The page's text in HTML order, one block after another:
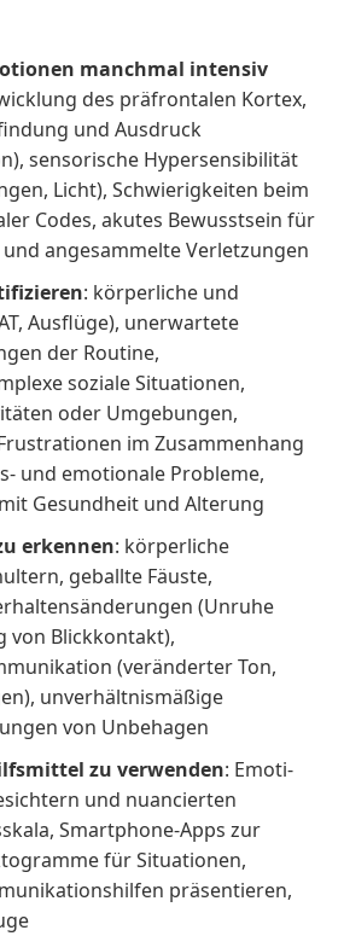
manchmal intensiv
des präfrontalen Kortex,
und Ausdruck
sensorische Hypersensibilität
Licht), Schwierigkeiten beim
Codes, akutes Bewusstsein für
angesammelte Verletzungen
: körperliche und
Ausflüge), unerwartete
der Routine,
soziale Situationen,
oder Umgebungen,
im Zusammenhang
und emotionale Probleme,
Gesundheit und Alterung
erkennen: körperliche
geballte Fäuste,
(Unruhe
von Blickkontakt),
(veränderter Ton,
unverhältnismäßige
von Unbehagen
zu verwenden: Emoti-
und nuancierten
Smartphone-Apps zur
für Situationen,
präsentieren,